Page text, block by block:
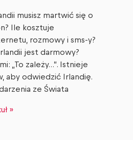
musisz martwić się o
Ile kosztuje
rozmowy i sms-y?
jest darmowy?
„To zależy…”. Istnieje
aby odwiedzić Irlandię.
ze Świata
»